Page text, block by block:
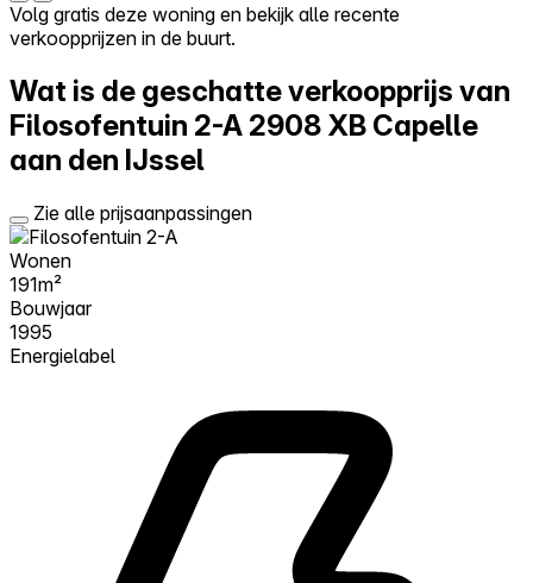
Zelf kopen
Reviews
Prijzen
Log in
Volg gratis deze woning en bekijk alle recente
verkoopprijzen in de buurt.
Wat is de geschatte verkoopprijs van
Filosofentuin 2-A 2908 XB Capelle
aan den IJssel
Zie alle prijsaanpassingen
Wonen
191m²
Bouwjaar
1995
Energielabel